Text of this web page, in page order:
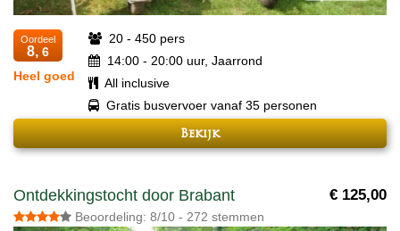
Oordeel
8, 6
Heel goed
20 - 450 pers
14:00 - 20:00 uur, Jaarrond
All inclusive
Gratis busvervoer vanaf 35 personen
Bekijk
Ontdekkingstocht door Brabant € 125,00
Beoordeling: 8/10 - 272 stemmen